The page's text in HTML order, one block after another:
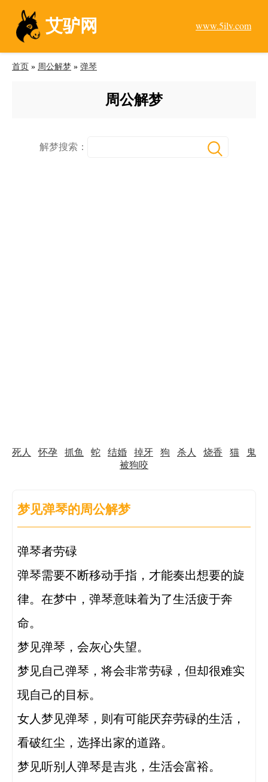
www.5ilv.com
艾驴网
首页 » 周公解梦 » 弹琴
周公解梦
解梦搜索：
死人 怀孕 抓鱼 蛇 结婚 掉牙 狗 杀人 烧香 猫
鬼
被狗咬
梦见弹琴的周公解梦
弹琴者劳碌
弹琴需要不断移动手指，才能奏出想要的旋
律。在梦中，弹琴意味着为了生活疲于奔
命。
梦见弹琴，会灰心失望。
梦见自己弹琴，将会非常劳碌，但却很难实
现自己的目标。
女人梦见弹琴，则有可能厌弃劳碌的生活，
看破红尘，选择出家的道路。
梦见听别人弹琴是吉兆，生活会富裕。